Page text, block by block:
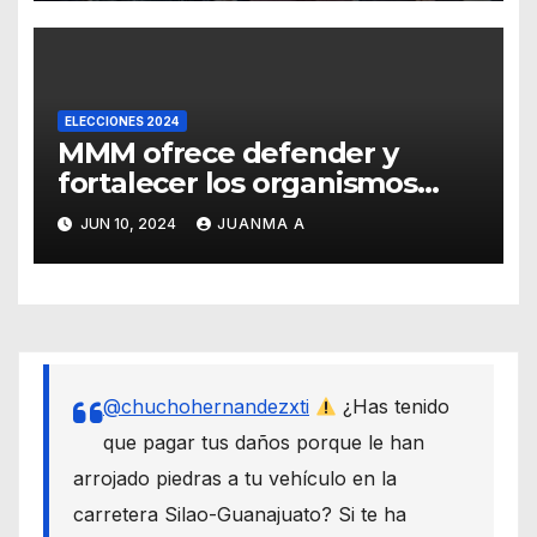
ELECCIONES 2024
MMM ofrece defender y
fortalecer los organismos
autónomos desde el Senado
JUN 10, 2024 JUANMA A
@chuchohernandezxti
¿Has tenido
que pagar tus daños porque le han
arrojado piedras a tu vehículo en la
carretera Silao-Guanajuato? Si te ha